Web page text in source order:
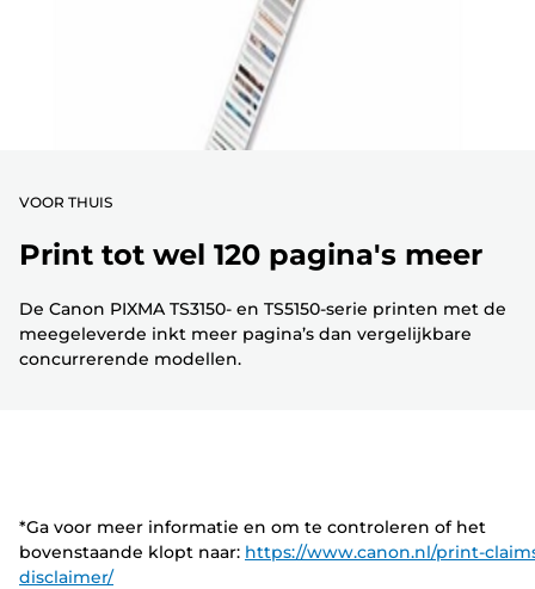
VOOR THUIS
Print tot wel 120 pagina's meer
De Canon PIXMA TS3150- en TS5150-serie printen met de
meegeleverde inkt meer pagina’s dan vergelijkbare
concurrerende modellen.
*Ga voor meer informatie en om te controleren of het
bovenstaande klopt naar: https://www.canon.nl/print-
disclaimer/